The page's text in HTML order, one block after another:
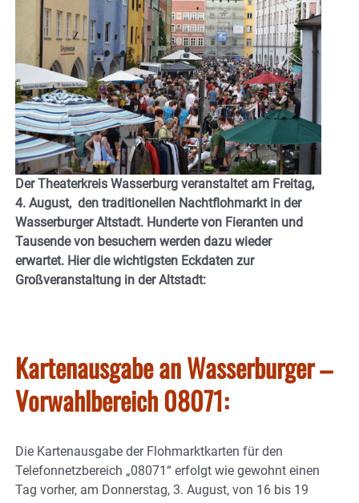
Der Theaterkreis Wasserburg veranstaltet am Freitag,
4. August, den traditionellen Nachtflohmarkt in der
Wasserburger Altstadt. Hunderte von Fieranten und
Tausende von besuchern werden dazu wieder
erwartet. Hier die wichtigsten Eckdaten zur
Großveranstaltung in der Altstadt:
Kartenausgabe an Wasserburger –
Vorwahlbereich 08071:
Die Kartenausgabe der Flohmarktkarten für den
Telefonnetzbereich „08071“ erfolgt wie gewohnt einen
Tag vorher, am Donnerstag, 3. August, von 16 bis 19